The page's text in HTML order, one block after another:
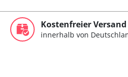
Kostenfreier Versand
innerhalb von